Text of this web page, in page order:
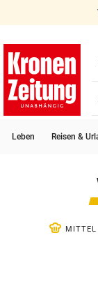
account_circle Anmelden
Suchbegriff
Leben Reisen &
MITTEL